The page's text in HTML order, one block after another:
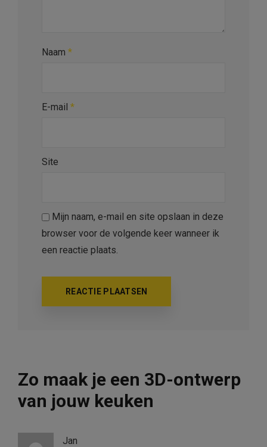
Naam *
E-mail *
Site
Mijn naam, e-mail en site opslaan in deze
browser voor de volgende keer wanneer ik
een reactie plaats.
Zo maak je een 3D-ontwerp
van jouw keuken
Jan